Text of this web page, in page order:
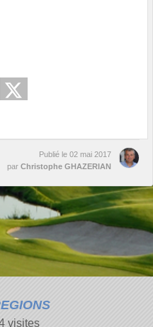
Publié le 02 mai 2017
par Christophe GHAZERIAN
visites